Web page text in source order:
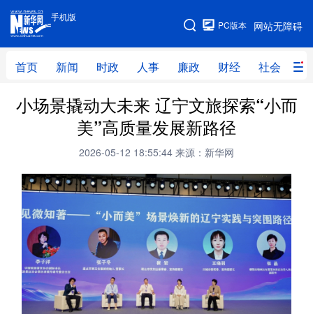
手机版
网站无障碍
PC版本
首页 新闻 时政 人事 廉政 财经 社会 科
手机版
网站地图
首页 新闻 时政 人事
财经 社会
体育 视频 直播 无人机
地方频道
北京 天津 山西
辽宁 吉林 上海
小场景撬动大未来 辽宁文旅探索“小而
美”高质量发展新路径
2026-05-12 18:55:44 来源：新华网